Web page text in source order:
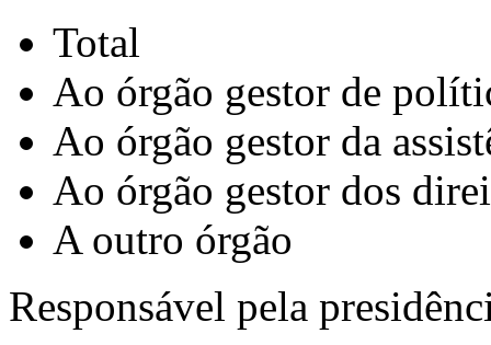
Total
Ao órgão gestor de
Ao órgão gestor da
Ao órgão gestor dos
A outro órgão
Responsável pela